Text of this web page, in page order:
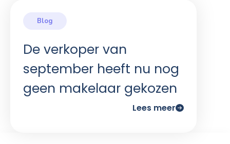
De verkoper van
september heeft nu nog
geen makelaar gekozen
Lees meer